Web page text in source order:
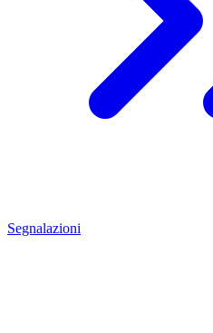
Segnalazioni